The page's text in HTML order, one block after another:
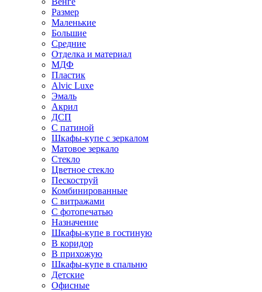
Размер
Маленькие
Большие
Средние
Отделка и материал
МДФ
Пластик
Alvic Luxe
Эмаль
Акрил
ДСП
С патиной
Шкафы-купе с зеркалом
Матовое зеркало
Стекло
Цветное стекло
Пескоструй
Комбинированные
С витражами
С фотопечатью
Назначение
Шкафы-купе в гостиную
В коридор
В прихожую
Шкафы-купе в спальню
Детские
Офисные